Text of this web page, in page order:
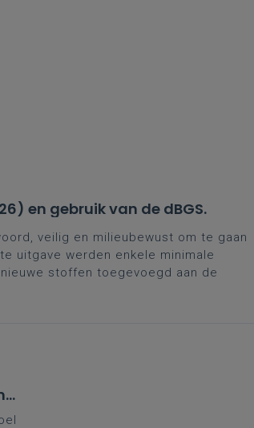
en gebruik van de dBGS.
veilig en milieubewust om te gaan
uitgave werden enkele minimale
stoffen toegevoegd aan de